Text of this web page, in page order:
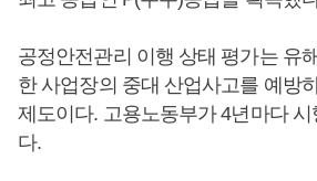
공정안전관리 이행 상태 평가는 유
한 사업장의 중대 산업사고를 예방
제도이다. 고용노동부가 4년마다
다.